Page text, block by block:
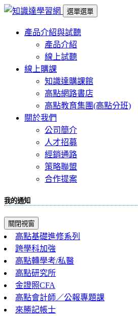
選單選單
產品介紹與試聽
產品介紹
線上試聽
線上購課
知識達購課館
高點網路書店
高點教育集團(高點分班)
關於我們
公司簡介
人才招募
經銷通路
策略聯盟
合作提案
我的通知
關閉視窗
高點基礎進修系列
跨學科加強
高點轉學考/私醫
高點研究所
金證照CFA
高點會計師／公報專題課
來勝記帳士